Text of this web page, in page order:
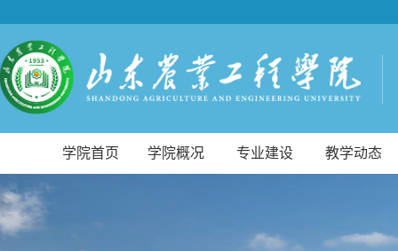
学院首页 学院概况 专业建设 教学动态